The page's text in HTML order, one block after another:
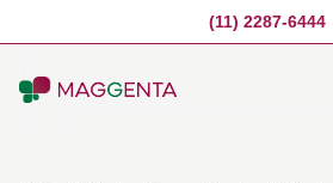
(11) 2287-6444